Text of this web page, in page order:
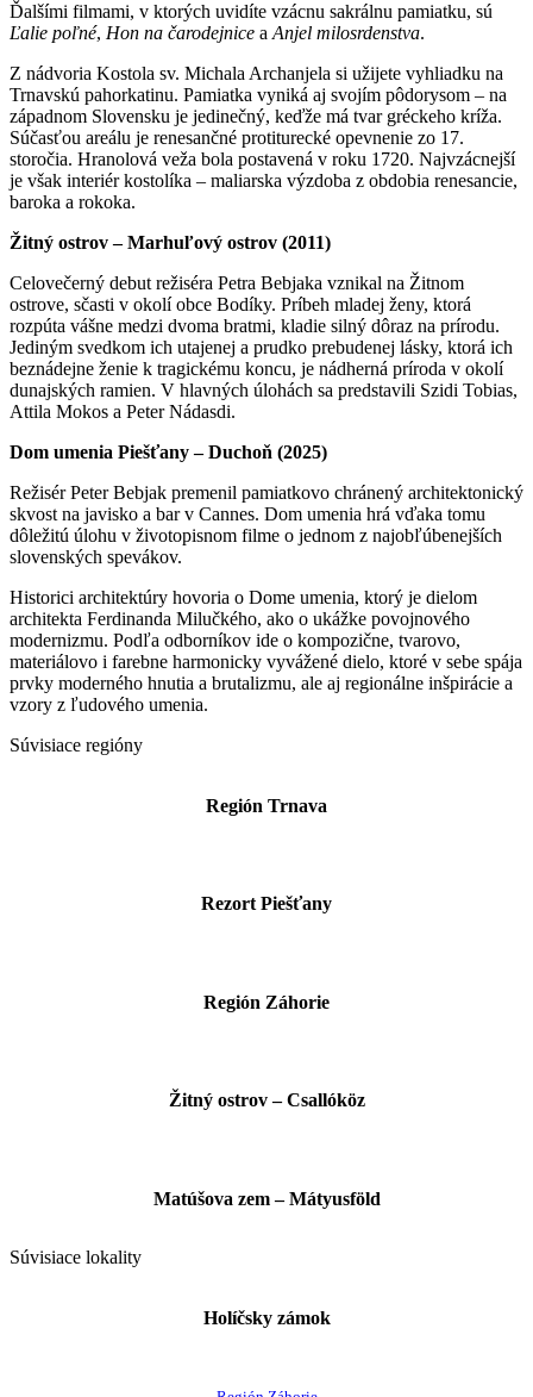
Ďalšími filmami, v ktorých uvidíte vzácnu sakrálnu pamiatku, sú
Ľalie poľné, Hon na čarodejnice a Anjel milosrdenstva.
Z nádvoria Kostola sv. Michala Archanjela si užijete vyhliadku na
Trnavskú pahorkatinu. Pamiatka vyniká aj svojím pôdorysom – na
západnom Slovensku je jedinečný, keďže má tvar gréckeho kríža.
Súčasťou areálu je renesančné protiturecké opevnenie zo 17.
storočia. Hranolová veža bola postavená v roku 1720. Najvzácnejší
je však interiér kostolíka – maliarska výzdoba z obdobia renesancie,
baroka a rokoka.
Žitný ostrov – Marhuľový ostrov (2011)
Celovečerný debut režiséra Petra Bebjaka vznikal na Žitnom
ostrove, sčasti v okolí obce Bodíky. Príbeh mladej ženy, ktorá
rozpúta vášne medzi dvoma bratmi, kladie silný dôraz na prírodu.
Jediným svedkom ich utajenej a prudko prebudenej lásky, ktorá ich
beznádejne ženie k tragickému koncu, je nádherná príroda v okolí
dunajských ramien. V hlavných úlohách sa predstavili Szidi Tobias,
Attila Mokos a Peter Nádasdi.
Dom umenia Piešťany – Duchoň (2025)
Režisér Peter Bebjak premenil pamiatkovo chránený architektonický
skvost na javisko a bar v Cannes. Dom umenia hrá vďaka tomu
dôležitú úlohu v životopisnom filme o jednom z najobľúbenejších
slovenských spevákov.
Historici architektúry hovoria o Dome umenia, ktorý je dielom
architekta Ferdinanda Milučkého, ako o ukážke povojnového
modernizmu. Podľa odborníkov ide o kompozične, tvarovo,
materiálovo i farebne harmonicky vyvážené dielo, ktoré v sebe spája
prvky moderného hnutia a brutalizmu, ale aj regionálne inšpirácie a
vzory z ľudového umenia.
Súvisiace regióny
Región Trnava
Rezort Piešťany
Región Záhorie
Žitný ostrov – Csallóköz
Matúšova zem – Mátyusföld
Súvisiace lokality
Holíčsky zámok